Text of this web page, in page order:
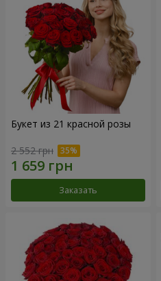
Букет из 21 красной розы
2 552 грн
Заказать